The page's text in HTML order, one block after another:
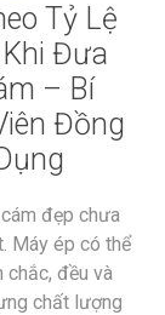
Tỷ Lệ
Đưa
– Bí
Đồng
đẹp chưa
Máy ép có thể
chắc, đều và
chất lượng